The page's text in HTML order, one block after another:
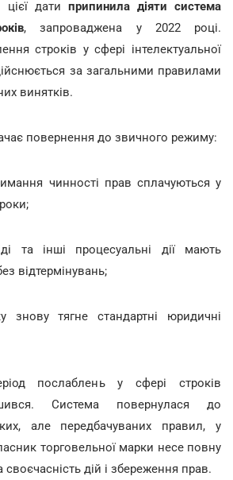
дати припинила діяти система
, запроваджена у 2022 році.
строків у сфері інтелектуальної
за загальними правилами
винятків.
повернення до звичного режиму:
чинності прав сплачуються у
та інші процесуальні дії мають
відтермінувань;
знову тягне стандартні юридичні
послаблень у сфері строків
Система повернулася до
але передбачуваних правил, у
торговельної марки несе повну
своєчасність дій і збереження прав.